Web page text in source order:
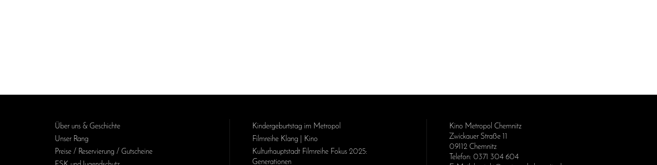
Über uns & Geschichte
Unser Rang
Preise / Reservierung / Gutscheine
Kinder­geburts­tag im Metropol
Filmreihe Klang | Kino
Kulturhauptstadt Filmreihe Fokus 2025:
Generationen
Kino Metropol Chemnitz
Zwickauer Straße 11
09112 Chemnitz
Telefon: 0371 304 604